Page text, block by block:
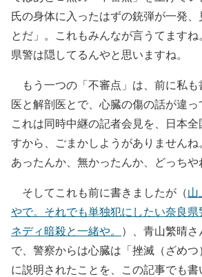
氏の身体に入ったはずの銃弾が一発、
とだ」。これもみんなが言うてますね
県警は隠してるんやと思いますね。
もう一つの「不審点」は、前に私も
医と解剖医とで、心臓の傷の話が違っ
これは同時中継の記者会見を、日本全
すから、ごまかしようがありません
あったんか、無かったんか、どっちや
そしてこれも前に書きましたが（山
やで。それでも単独犯にしたい奈良
ネディ暗殺と一緒や。 ）、青山繁晴さ
で、警察からは心臓は「挫滅（ざめ
に説明されたことを、この記事でも